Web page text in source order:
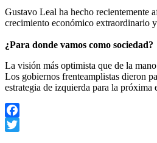
Gustavo Leal ha hecho recientemente
crecimiento económico extraordinario
¿Para donde vamos como sociedad?
La visión más optimista que de la
Los gobiernos frenteamplistas dieron
estrategia de izquierda para la próxima
Facebook